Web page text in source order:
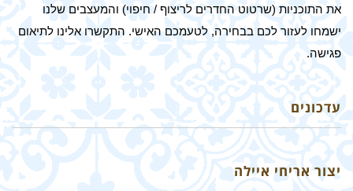
את התוכניות (שרטוט החדרים לריצוף / חיפוי) והמעצבים שלנו
ישמחו לעזור לכם בבחירה, לטעמכם האישי. התקשרו אלינו לתיאום
פגישה.
עדכונים
יצור אריחי איילה